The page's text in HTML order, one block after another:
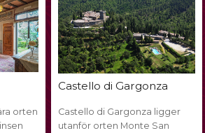
orten
Castello di Gargonza
Castello di Gargonza ligger
utanför orten Monte San